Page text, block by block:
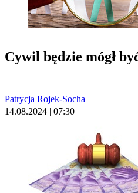
Cywil będzie mógł
Patrycja Rojek-Socha
14.08.2024 | 07:30